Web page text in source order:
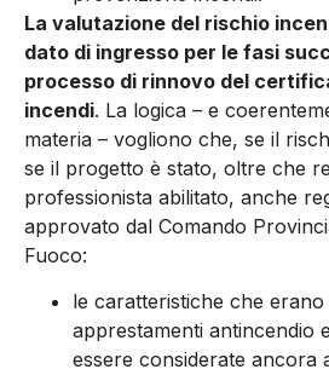
La valutazione del rischio
dato di ingresso per le fasi
processo di rinnovo del
incendi. La logica – e
materia – vogliono che, se il
se il progetto è stato, oltre che
professionista abilitato, anche
approvato dal Comando
Fuoco:
le caratteristiche che erano
apprestamenti antincendio
essere considerate ancora